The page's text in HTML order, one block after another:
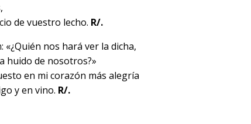
de vuestro lecho. R/.
«¿Quién nos hará ver la dicha,
huido de nosotros?»
en mi corazón más alegría
y en vino. R/.